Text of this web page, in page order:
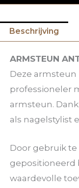
Beschrijving
ARMSTEUN
Deze
professioneler
armsteun.
als nagelstylist
Door gebruik
gepositioneerd
waardevolle